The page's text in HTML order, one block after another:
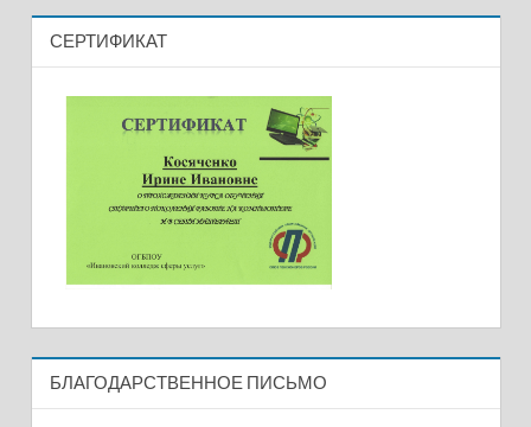
СЕРТИФИКАТ
БЛАГОДАРСТВЕННОЕ ПИСЬМО